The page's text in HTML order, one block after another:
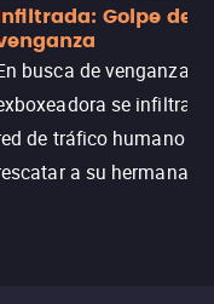
Golpe de
busca de venganza,
se infiltra
de tráfico humano
a su hermana